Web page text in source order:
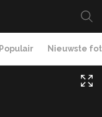
Populair Nieuwste